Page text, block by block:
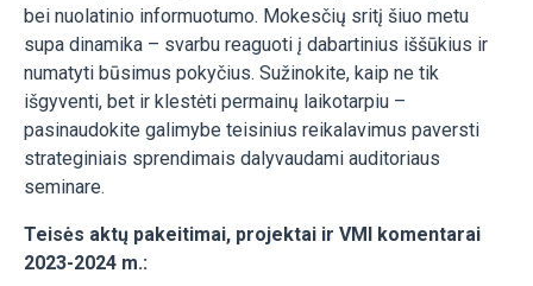
bei nuolatinio informuotumo. Mokesčių sritį šiuo metu
supa dinamika – svarbu reaguoti į dabartinius iššūkius ir
numatyti būsimus pokyčius. Sužinokite, kaip ne tik
išgyventi, bet ir klestėti permainų laikotarpiu –
pasinaudokite galimybe teisinius reikalavimus paversti
strateginiais sprendimais dalyvaudami auditoriaus
seminare.
Teisės aktų pakeitimai, projektai ir VMI komentarai
2023-2024 m.: